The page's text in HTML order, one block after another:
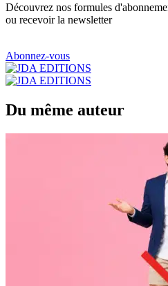
Découvrez nos formules
ou recevoir la newsletter
Abonnez-vous
Du même auteur